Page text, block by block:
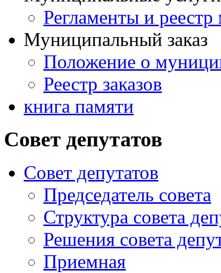
Регламенты и
Муниципальный заказ
Положение о
Реестр заказов
книга памяти
Совет депутатов
Совет депутатов
Председатель совета
Структура совета
Решения совета
Приемная